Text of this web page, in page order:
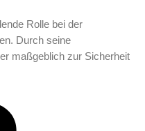
Rolle bei der
Durch seine
maßgeblich zur Sicherheit